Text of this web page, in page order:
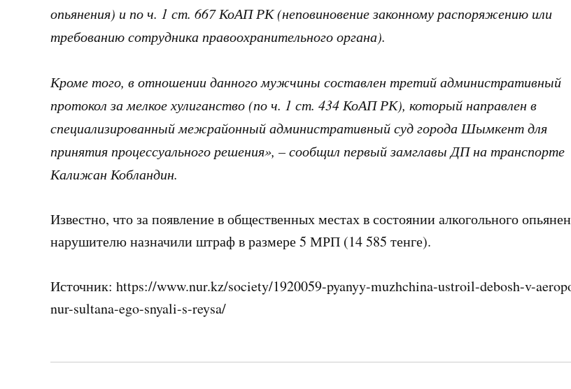
опьянения) и по ч. 1 ст. 667 КоАП РК (неповиновение законному распоряжению или
требованию сотрудника правоохранительного органа).
Кроме того, в отношении данного мужчины составлен третий административный
протокол за мелкое хулиганство (по ч. 1 ст. 434 КоАП РК), который направлен в
специализированный межрайонный административный суд города Шымкент для
принятия процессуального решения», – сообщил первый замглавы ДП на транспорте
Калижан Кобландин.
Известно, что за появление в общественных местах в состоянии алкогольного
нарушителю назначили штраф в размере 5 МРП (14 585 тенге).
Источник: https://www.nur.kz/society/1920059-pyanyy-muzhchina-ustroil-debosh-v-
nur-sultana-ego-snyali-s-reysa/